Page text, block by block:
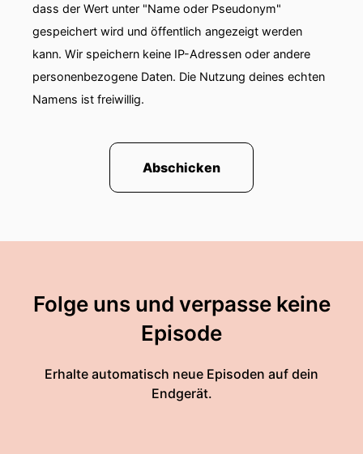
dass der Wert unter "Name oder Pseudonym"
gespeichert wird und öffentlich angezeigt werden
kann. Wir speichern keine IP-Adressen oder andere
personenbezogene Daten. Die Nutzung deines echten
Namens ist freiwillig.
Abschicken
Folge uns und verpasse keine
Episode
Erhalte automatisch neue Episoden auf dein
Endgerät.